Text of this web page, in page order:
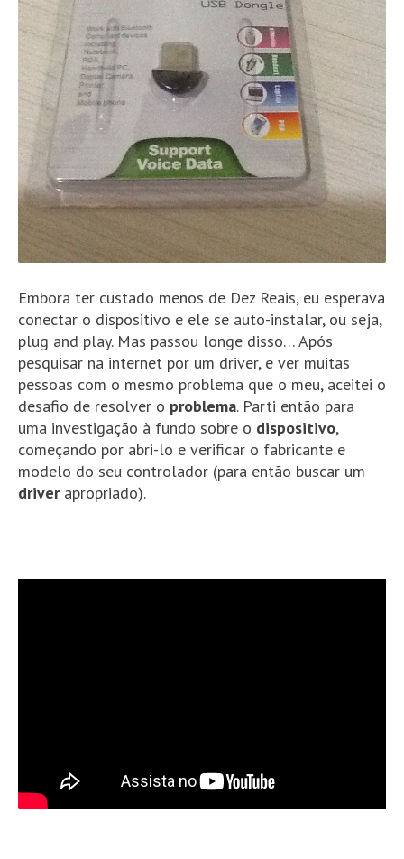
Embora ter custado menos de Dez Reais, eu esperava
conectar o dispositivo e ele se auto-instalar, ou seja,
plug and play. Mas passou longe disso… Após
pesquisar na internet por um driver, e ver muitas
pessoas com o mesmo problema que o meu, aceitei o
desafio de resolver o problema. Parti então para
uma investigação à fundo sobre o dispositivo,
começando por abri-lo e verificar o fabricante e
modelo do seu controlador (para então buscar um
driverapropriado).